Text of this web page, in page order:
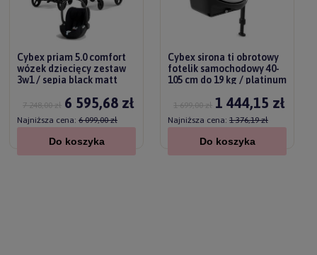
Cybex priam 5.0 comfort
wózek dziecięcy zestaw
3w1 / sepia black matt
6 595,68 zł
7 248,00 zł
Najniższa cena: 6 099,00 zł
Do koszyka
Cybex sirona ti obrotowy
fotelik samochodowy 40-
105 cm do 19 kg / platinum
1 444,15 zł
1 699,00 zł
Najniższa cena: 1 376,19 zł
Do koszyka